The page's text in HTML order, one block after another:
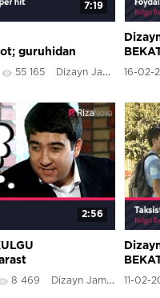
7:19
guruhidan
жамоаси -
55 165 Dizayn Jamoasi 16-02-
2:56
8 469 Dizayn Jamoasi 11-02-